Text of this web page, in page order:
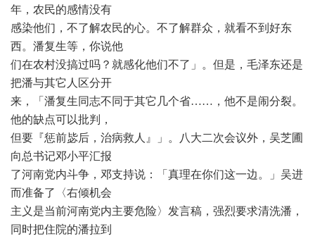
年，农民的感情没有
感染他们，不了解农民的心。不了解群众，就看不到好东
西。潘复生等，你说他
们在农村没搞过吗？就感化他们不了」。但是，毛泽东还是
把潘与其它人区分开
来，「潘复生同志不同于其它几个省……，他不是闹分裂。
他的缺点可以批判，
但要『惩前毖后，治病救人』」。八大二次会议外，吴芝圃
向总书记邓小平汇报
了河南党内斗争，邓支持说：「真理在你们这一边。」吴进
而准备了〈右倾机会
主义是当前河南党内主要危险〉发言稿，强烈要求清洗潘，
同时把住院的潘拉到